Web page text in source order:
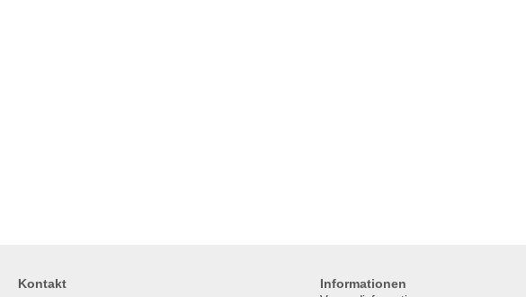
Kontakt Informationen